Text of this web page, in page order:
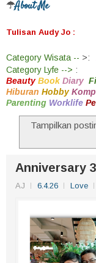
☂About Me
Tulisan Audy Jo :
Category Wisata -- >:
Category Lyfe --> :
Beauty Book Diary
Hiburan Hobby
Parenting Worklife
Tampilkan
Anniversary
AJ 6.4.26 Love